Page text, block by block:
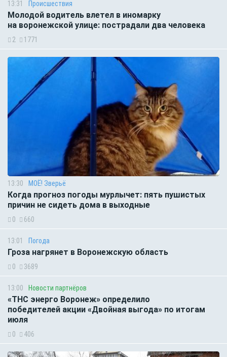
13:31 Происшествия
Молодой водитель влетел в иномарку
на воронежской улице: пострадали два человека
2 1771
13:30 МОЁ! Зверьё
Когда прогноз погоды мурлычет: пять пушистых
причин не сидеть дома в выходные
0 660
13:01 Погода
Гроза нагрянет в Воронежскую область
0 3689
13:00 Новости партнёров
«ТНС энерго Воронеж» определило
победителей акции «Двойная выгода» по итогам
июля
0 406